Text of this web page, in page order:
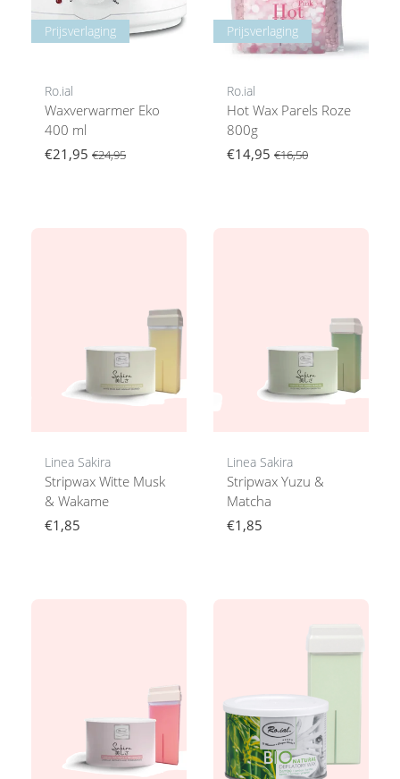
Prijsverlaging
Ro.ial
Waxverwarmer Eko
400 ml
€21,95 €24,95
Prijsverlaging
Ro.ial
Hot Wax Parels Roze
800g
€14,95 €16,50
Linea Sakira
Stripwax Witte Musk
& Wakame
€1,85
Linea Sakira
Stripwax Yuzu &
Matcha
€1,85